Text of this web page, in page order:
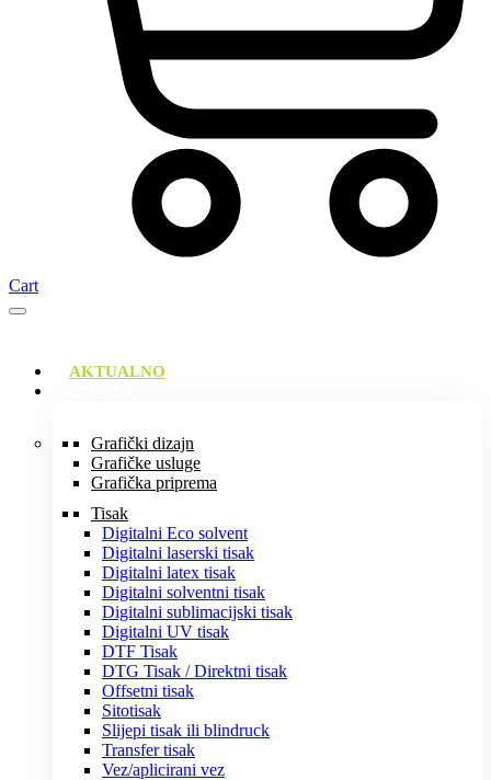
Cart
AKTUALNO
Grafički dizajn
Grafičke usluge
Grafička priprema
Tisak
Digitalni Eco solvent
Digitalni laserski tisak
Digitalni latex tisak
Digitalni solventni tisak
Digitalni sublimacijski tisak
Digitalni UV tisak
DTF Tisak
DTG Tisak / Direktni tisak
Offsetni tisak
Sitotisak
Slijepi tisak ili blindruck
Transfer tisak
Vez/aplicirani vez